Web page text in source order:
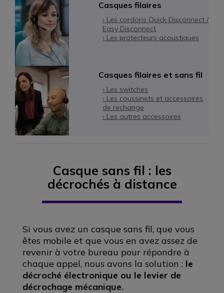
Casques filaires
› Les cordons Quick Disconnect /
Easy Disconnect
› Les protecteurs acoustiques
Casques filaires et sans fil
› Les switches
› Les coussinets et accessoires
de rechange
› Les autres accessoires
Casque sans fil : les
décrochés à distance
Si vous avez un casque sans fil, que vous
êtes mobile et que vous en avez assez de
revenir à votre bureau pour répondre à
chaque appel, nous avons la solution : le
décroché électronique ou le levier de
décrochage mécanique.